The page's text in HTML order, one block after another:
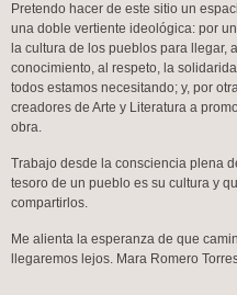
Pretendo hacer de este sitio un
una doble vertiente ideológica: por
la cultura de los pueblos para llegar,
conocimiento, al respeto, la
todos estamos necesitando; y, por
creadores de Arte y Literatura a
obra.
Trabajo desde la consciencia plena
tesoro de un pueblo es su cultura y
compartirlos.
Me alienta la esperanza de que
llegaremos lejos. Mara Romero